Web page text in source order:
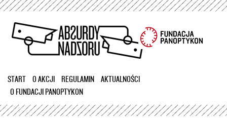
Przejdź
treści
START O AKCJI REGULAMIN
AKTUALNOŚCI
O FUNDACJI PANOPTYKON